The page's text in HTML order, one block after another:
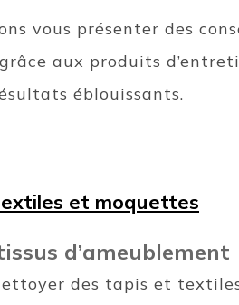
vous présenter des
aux produits
éblouissants.
et moquettes
d’ameublement
des tapis et